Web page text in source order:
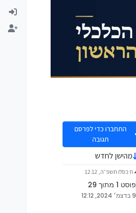
התחברו כדי לפרסם
תגובה
מהישן לחדש
ח כסלו תשפ״ה, 12:12
פוסט 1 מתוך 29
9 בדצמ׳ 2024, 12:12